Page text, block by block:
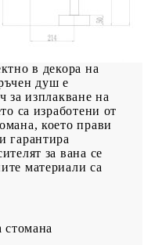
вана! Той е
и релаксиращо
дизайн,
в декора на
душ е
за изплакване на
са изработени от
което прави
гарантира
за вана се
материали са